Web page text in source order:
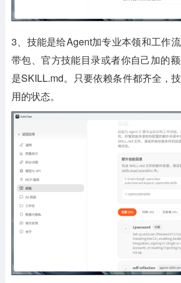
3、技能是给Agent加专业本领和工作
带包、官方技能目录或者你自己加的
是SKILL.md。只要依赖条件都齐全，
用的状态。